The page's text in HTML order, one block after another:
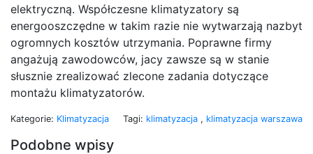
elektryczną. Współczesne klimatyzatory są
energooszczędne w takim razie nie wytwarzają nazbyt
ogromnych kosztów utrzymania. Poprawne firmy
angażują zawodowców, jacy zawsze są w stanie
słusznie zrealizować zlecone zadania dotyczące
montażu klimatyzatorów.
Kategorie: Klimatyzacja Tagi: klimatyzacja , klimatyzacja warszawa
Podobne wpisy